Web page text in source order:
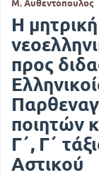
Μ. Αυθεντόπουλος
Η
προς
ποιητών
Γ΄, Γ΄
Αστικού